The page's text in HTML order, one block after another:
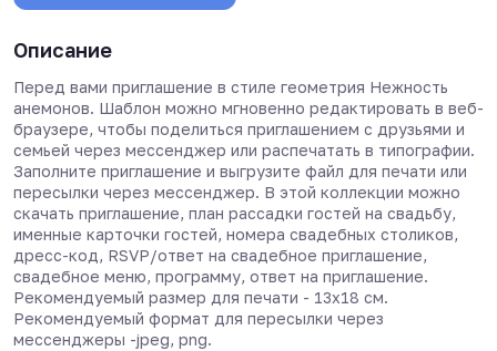
Описание
Перед вами приглашение в стиле геометрия Нежность
анемонов. Шаблон можно мгновенно редактировать в веб-
браузере, чтобы поделиться приглашением с друзьями и
семьей через мессенджер или распечатать в типографии.
Заполните приглашение и выгрузите файл для печати или
пересылки через мессенджер. В этой коллекции можно
скачать приглашение, план рассадки гостей на свадьбу,
именные карточки гостей, номера свадебных столиков,
дресс-код, RSVP/ответ на свадебное приглашение,
свадебное меню, программу, ответ на приглашение.
Рекомендуемый размер для печати - 13х18 см.
Рекомендуемый формат для пересылки через
мессенджеры -jpeg, png.